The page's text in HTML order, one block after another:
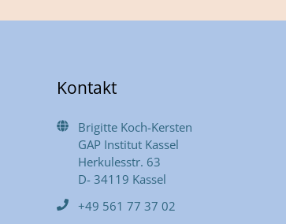
Kontakt
Brigitte Koch-Kersten
GAP Institut Kassel
Herkulesstr. 63
D- 34119 Kassel
+49 561 77 37 02